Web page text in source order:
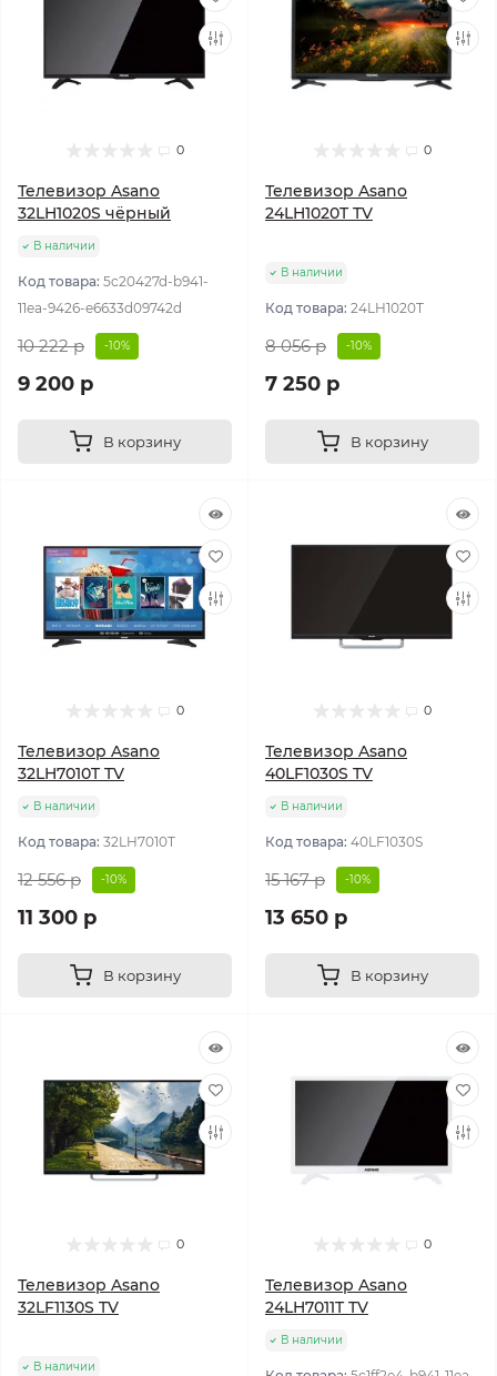
0
Телевизор Asano
32LH1020S чёрный
В наличии
Код товара: 5c20427d-b941-
11ea-9426-e6633d09742d
10 222 р -10%
9 200 р
В корзину
0
Телевизор Asano
24LH1020T TV
В наличии
Код товара: 24LH1020T
8 056 р -10%
7 250 р
В корзину
0
Телевизор Asano
32LH7010T TV
В наличии
Код товара: 32LH7010T
12 556 р -10%
11 300 р
В корзину
0
Телевизор Asano
40LF1030S TV
В наличии
Код товара: 40LF1030S
15 167 р -10%
13 650 р
В корзину
0
Телевизор Asano
32LF1130S TV
В наличии
0
Телевизор Asano
24LH7011T TV
В наличии